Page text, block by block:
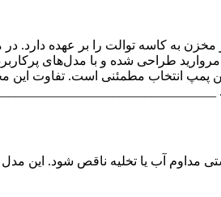
به کاسه توالت را بر عهده دارد. در
اینچ مخصوص توالت فرنگی‌های برند مروارید طراحی
پمپ انتخاب مطمئنی است. تفاوت این
مداوم آب یا تخلیه ناقص شود. این